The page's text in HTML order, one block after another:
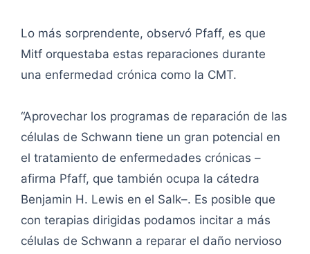
Lo más sorprendente, observó Pfaff, es que
Mitf orquestaba estas reparaciones durante
una enfermedad crónica como la CMT.
“Aprovechar los programas de reparación de las
células de Schwann tiene un gran potencial en
el tratamiento de enfermedades crónicas –
afirma Pfaff, que también ocupa la cátedra
Benjamin H. Lewis en el Salk–. Es posible que
con terapias dirigidas podamos incitar a más
células de Schwann a reparar el daño nervioso